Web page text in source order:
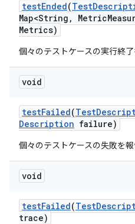
testEnded(Test
Map<String , Metric
Metrics)
個々のテストケースの実行終了
void
testFailed(Test
Description failure)
個々のテストケースの失敗を報
void
testFailed(Test
trace)